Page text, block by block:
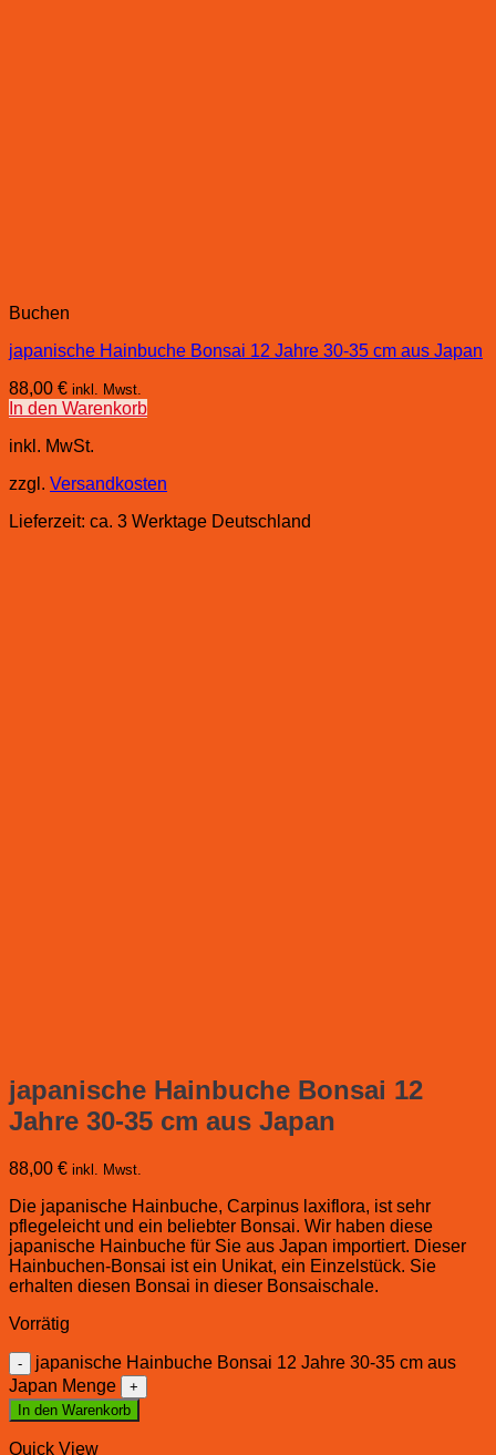
Buchen
japanische Hainbuche Bonsai 12 Jahre 30-35 cm aus Japan
88,00 € inkl. Mwst.
In den Warenkorb
inkl. MwSt.
zzgl. Versandkosten
Lieferzeit: ca. 3 Werktage Deutschland
japanische Hainbuche Bonsai 12
Jahre 30-35 cm aus Japan
88,00 € inkl. Mwst.
Die japanische Hainbuche, Carpinus laxiflora, ist sehr
pflegeleicht und ein beliebter Bonsai. Wir haben diese
japanische Hainbuche für Sie aus Japan importiert. Dieser
Hainbuchen-Bonsai ist ein Unikat, ein Einzelstück. Sie
erhalten diesen Bonsai in dieser Bonsaischale.
Vorrätig
japanische Hainbuche Bonsai 12 Jahre 30-35 cm aus
Japan Menge
In den Warenkorb
Quick View